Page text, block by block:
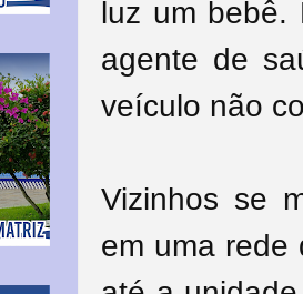
luz um
agente de
veículo não
Vizinhos se
em uma rede